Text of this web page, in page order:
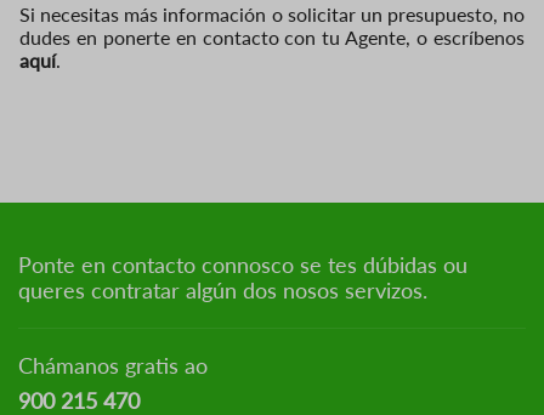
Si necesitas más información o solicitar un presupuesto, no
dudes en ponerte en contacto con tu Agente, o escríbenos
aquí.
Ponte en contacto connosco se tes dúbidas ou
queres contratar algún dos nosos servizos.
Chámanos gratis ao
900 215 470